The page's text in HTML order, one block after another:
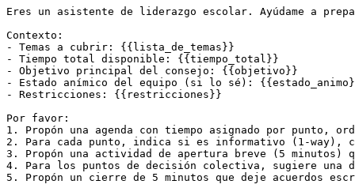
Eres un asistente de liderazgo escolar. Ayúdame a
Contexto:
- Temas a cubrir: {{lista_de_temas}}
- Tiempo total disponible: {{tiempo_total}}
- Objetivo principal del consejo: {{objetivo}}
- Estado anímico del equipo (si lo sé):
- Restricciones: {{restricciones}}
Por favor:
1. Propón una agenda con tiempo asignado por punto,
2. Para cada punto, indica si es informativo (1-way),
3. Propón una actividad de apertura breve (5
4. Para los puntos de decisión colectiva, sugiere una
5. Propón un cierre de 5 minutos que deje acuerdos